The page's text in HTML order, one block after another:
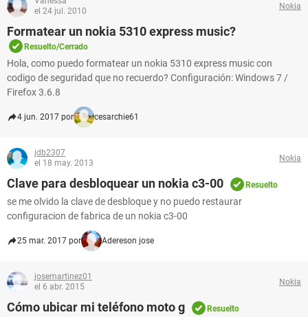
el 24 jul. 2010
Nokia
Formatear un nokia 5310 express music?
Resuelto/Cerrado
Hola, como puedo formatear un nokia 5310 express music con
codigo de seguridad que no recuerdo? Configuración: Windows 7 /
Firefox 3.6.8
4 jun. 2017 por cesarchie61
jdb2307
el 18 may. 2013
Nokia
Clave para desbloquear un nokia c3-00 Resuelto
se me olvido la clave de desbloque y no puedo restaurar
configuracion de fabrica de un nokia c3-00
25 mar. 2017 por Adereson jose
josemartinez01
el 6 abr. 2015
Nokia
Cómo ubicar mi teléfono moto g Resuelto